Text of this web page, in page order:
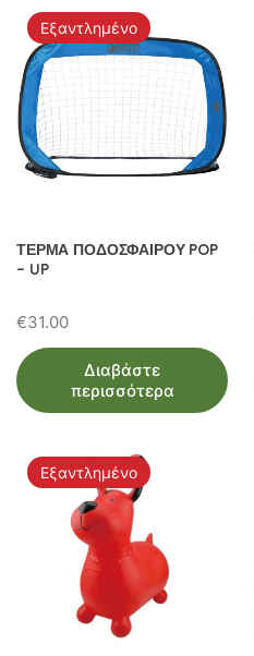
Εξαντλημένο
ΤΕΡΜΑ ΠΟΔΟΣΦΑΙΡΟΥ POP
– UP
€31.00
Διαβάστε
περισσότερα
Εξαντλημένο